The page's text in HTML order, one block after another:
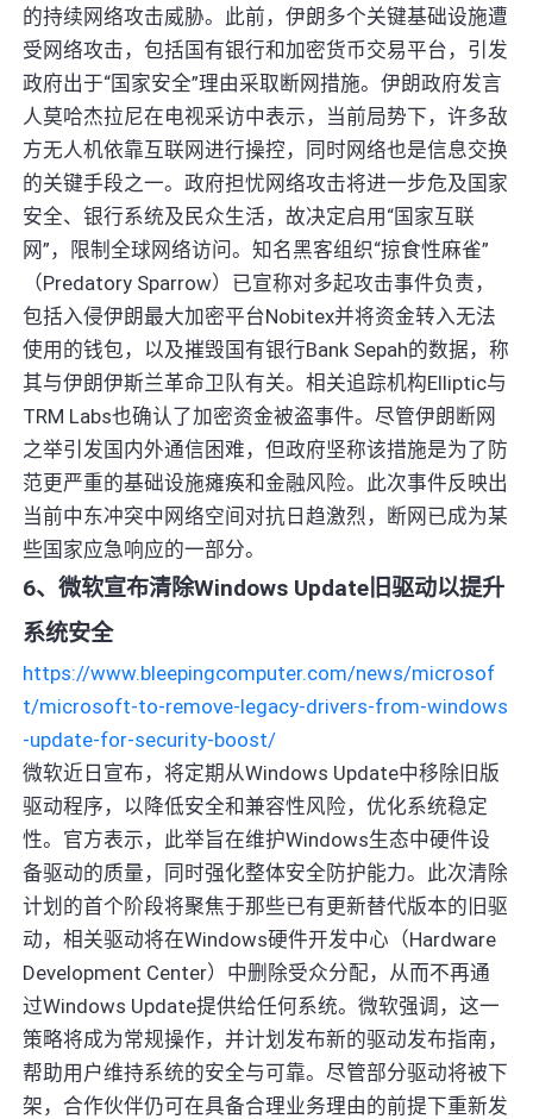
的持续网络攻击威胁。此前，伊朗多个关键基础设施遭
受网络攻击，包括国有银行和加密货币交易平台，引发
政府出于“国家安全”理由采取断网措施。伊朗政府发言
人莫哈杰拉尼在电视采访中表示，当前局势下，许多敌
方无人机依靠互联网进行操控，同时网络也是信息交换
的关键手段之一。政府担忧网络攻击将进一步危及国家
安全、银行系统及民众生活，故决定启用“国家互联
网”，限制全球网络访问。知名黑客组织“掠食性麻雀”
（Predatory Sparrow）已宣称对多起攻击事件负责，
包括入侵伊朗最大加密平台Nobitex并将资金转入无法
使用的钱包，以及摧毁国有银行Bank Sepah的数据，称
其与伊朗伊斯兰革命卫队有关。相关追踪机构Elliptic与
TRM Labs也确认了加密资金被盗事件。尽管伊朗断网
之举引发国内外通信困难，但政府坚称该措施是为了防
范更严重的基础设施瘫痪和金融风险。此次事件反映出
当前中东冲突中网络空间对抗日趋激烈，断网已成为某
些国家应急响应的一部分。
6、微软宣布清除Windows Update旧驱动以提升
系统安全
https://www.bleepingcomputer.com/news/microsof
t/microsoft-to-remove-legacy-drivers-from-windows
-update-for-security-boost/
微软近日宣布，将定期从Windows Update中移除旧版
驱动程序，以降低安全和兼容性风险，优化系统稳定
性。官方表示，此举旨在维护Windows生态中硬件设
备驱动的质量，同时强化整体安全防护能力。此次清除
计划的首个阶段将聚焦于那些已有更新替代版本的旧驱
动，相关驱动将在Windows硬件开发中心（Hardware
Development Center）中删除受众分配，从而不再通
过Windows Update提供给任何系统。微软强调，这一
策略将成为常规操作，并计划发布新的驱动发布指南，
帮助用户维持系统的安全与可靠。尽管部分驱动将被下
架，合作伙伴仍可在具备合理业务理由的前提下重新发